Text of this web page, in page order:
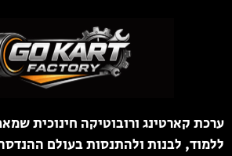
ערכת קארטינג ורובוטיקה חינוכית
ללמוד, לבנות ולהתנסות בעולם